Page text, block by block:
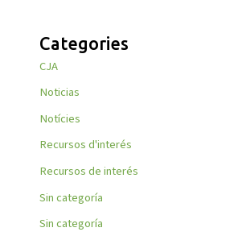
Categories
CJA
Noticias
Notícies
Recursos d'interés
Recursos de interés
Sin categoría
Sin categoría